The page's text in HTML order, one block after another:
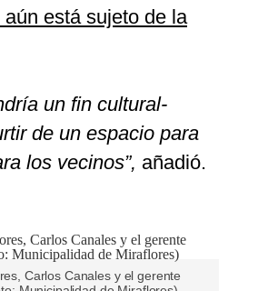
está sujeto de la
un fin cultural-
de un espacio para
los vecinos”, añadió.
Carlos Canales y el gerente